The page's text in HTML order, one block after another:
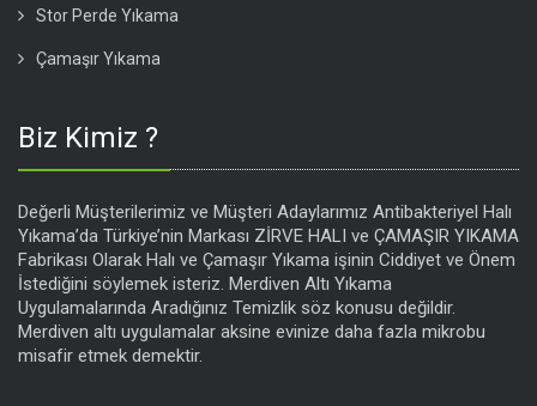
Stor Perde Yıkama
Çamaşır Yıkama
Biz Kimiz ?
Değerli Müşterilerimiz ve Müşteri Adaylarımız Antibakteriyel Halı
Yıkama’da Türkiye’nin Markası ZİRVE HALI ve ÇAMAŞIR YIKAMA
Fabrikası Olarak Halı ve Çamaşır Yıkama işinin Ciddiyet ve Önem
İstediğini söylemek isteriz. Merdiven Altı Yıkama
Uygulamalarında Aradığınız Temizlik söz konusu değildir.
Merdiven altı uygulamalar aksine evinize daha fazla mikrobu
misafir etmek demektir.